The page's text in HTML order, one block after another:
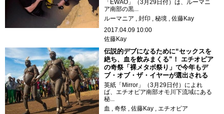
「EWAO」（3月29日付）は、ルーマニ
ア南部の黒...
ルーマニア
封印 秘境
佐藤Kay
2017.04.09 10:00
佐藤Kay
伝説的デブになるために“セックスを
絶ち、血を飲みまくる”！ エチオピア
の奇祭「裸メタボ祭り」で今年もデ
ブ・オブ・ザ・イヤーが選出される
英紙「Mirror」（3月29日付）によれ
ば、エチオピア南部オモ川下流域にある
秘...
血
奇祭 佐藤Kay
エチオピア